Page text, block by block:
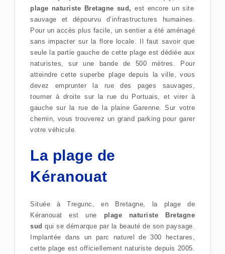
plage naturiste Bretagne sud, est encore un site
sauvage et dépourvu d’infrastructures humaines.
Pour un accès plus facile, un sentier a été aménagé
sans impacter sur la flore locale. Il faut savoir que
seule la partie gauche de cette plage est dédiée aux
naturistes, sur une bande de 500 mètres. Pour
atteindre cette superbe plage depuis la ville, vous
devez emprunter la rue des pages sauvages,
tourner à droite sur la rue du Portuais, et virer à
gauche sur la rue de la plaine Garenne. Sur votre
chemin, vous trouverez un grand parking pour garer
votre véhicule.
La plage de
Kéranouat
Située à Tregunc, en Bretagne, la plage de
Kéranouat est une plage naturiste Bretagne
sudqui se démarque par la beauté de son paysage.
Implantée dans un parc naturel de 300 hectares,
cette plage est officiellement naturiste depuis 2005.